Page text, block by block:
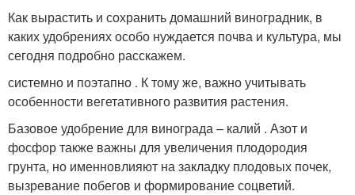
Как вырастить и сохранить домашний виноградник, в
каких удобрениях особо нуждается почва и культура, мы
сегодня подробно расскажем.
системно и поэтапно . К тому же, важно учитывать
особенности вегетативного развития растения.
Базовое удобрение для винограда – калий . Азот и
фосфор также важны для увеличения плодородия
грунта, но именновлияют на закладку плодовых почек,
вызревание побегов и формирование соцветий.